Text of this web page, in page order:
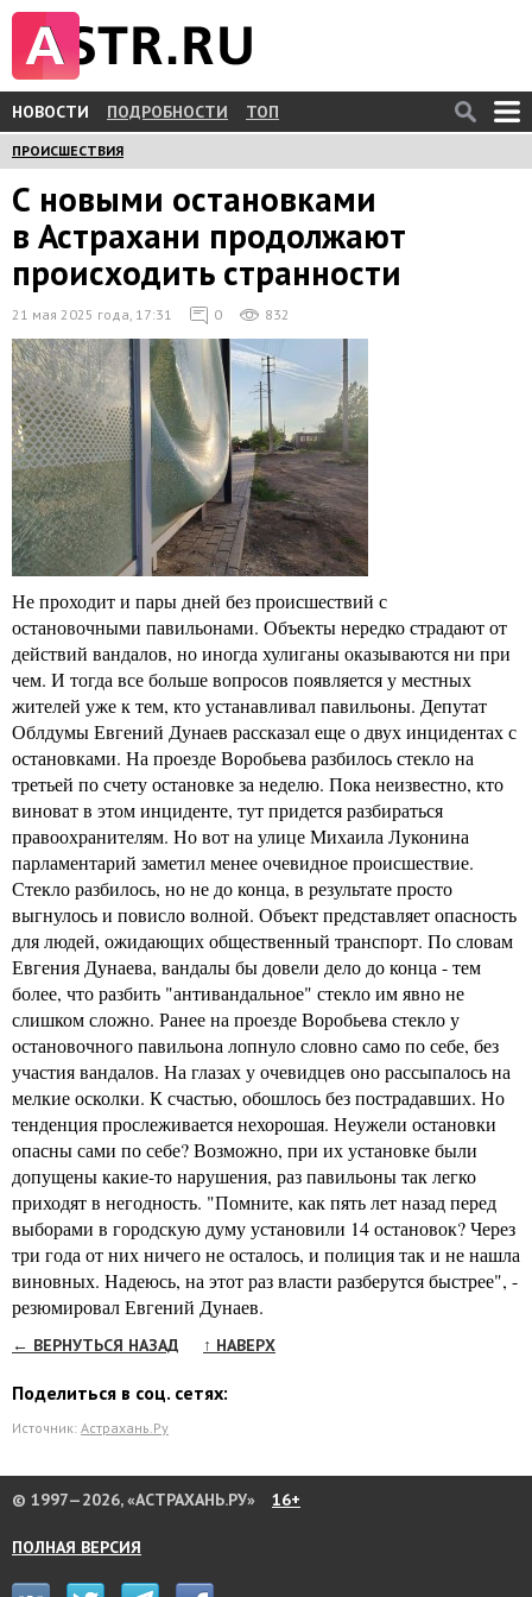
НОВОСТИ ПОДРОБНОСТИ ТОП
ПРОИСШЕСТВИЯ
С новыми остановками
в Астрахани продолжают
происходить странности
21 мая 2025 года, 17:31 0 832
Не проходит и пары дней без происшествий с
остановочными павильонами. Объекты нередко страдают от
действий вандалов, но иногда хулиганы оказываются ни при
чем. И тогда все больше вопросов появляется у местных
жителей уже к тем, кто устанавливал павильоны. Депутат
Облдумы Евгений Дунаев рассказал еще о двух инцидентах с
остановками. На проезде Воробьева разбилось стекло на
третьей по счету остановке за неделю. Пока неизвестно, кто
виноват в этом инциденте, тут придется разбираться
правоохранителям. Но вот на улице Михаила Луконина
парламентарий заметил менее очевидное происшествие.
Стекло разбилось, но не до конца, в результате просто
выгнулось и повисло волной. Объект представляет опасность
для людей, ожидающих общественный транспорт. По словам
Евгения Дунаева, вандалы бы довели дело до конца - тем
более, что разбить "антивандальное" стекло им явно не
слишком сложно. Ранее на проезде Воробьева стекло у
остановочного павильона лопнуло словно само по себе, без
участия вандалов. На глазах у очевидцев оно рассыпалось на
мелкие осколки. К счастью, обошлось без пострадавших. Но
тенденция прослеживается нехорошая. Неужели остановки
опасны сами по себе? Возможно, при их установке были
допущены какие-то нарушения, раз павильоны так легко
приходят в негодность. "Помните, как пять лет назад перед
выборами в городскую думу установили 14 остановок? Через
три года от них ничего не осталось, и полиция так и не нашла
виновных. Надеюсь, на этот раз власти разберутся быстрее", -
резюмировал Евгений Дунаев.
← ВЕРНУТЬСЯ НАЗАД ↑ НАВЕРХ
Поделиться в соц. сетях:
Источник: Астрахань.Ру
© 1997—2026, «АСТРАХАНЬ.РУ» 16+
ПОЛНАЯ ВЕРСИЯ